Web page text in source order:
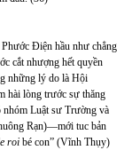
Điện hầu như chẳng
cắt nhượng hết quyền
những lý do là Hội
hài lòng trước sự thăng
nhóm Luật sư Trường và
Rạn)—mới tuc bản
roi bé con” (Vĩnh Thụy)